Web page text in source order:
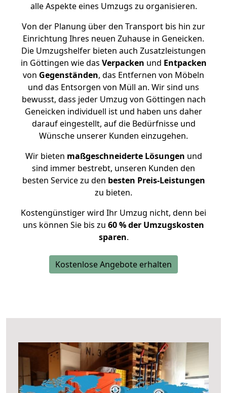
alle Aspekte eines Umzugs zu organisieren.
Von der Planung über den Transport bis hin zur
Einrichtung Ihres neuen Zuhause in Geneicken.
Die Umzugshelfer bieten auch Zusatzleistungen
in Göttingen wie das Verpacken und Entpacken
von Gegenständen, das Entfernen von Möbeln
und das Entsorgen von Müll an. Wir sind uns
bewusst, dass jeder Umzug von Göttingen nach
Geneicken individuell ist und haben uns daher
darauf eingestellt, auf die Bedürfnisse und
Wünsche unserer Kunden einzugehen.
Wir bieten maßgeschneiderte Lösungen und
sind immer bestrebt, unseren Kunden den
besten Service zu den besten Preis-Leistungen
zu bieten.
Kostengünstiger wird Ihr Umzug nicht, denn bei
uns können Sie bis zu 60 % der Umzugskosten
sparen.
Kostenlose Angebote erhalten